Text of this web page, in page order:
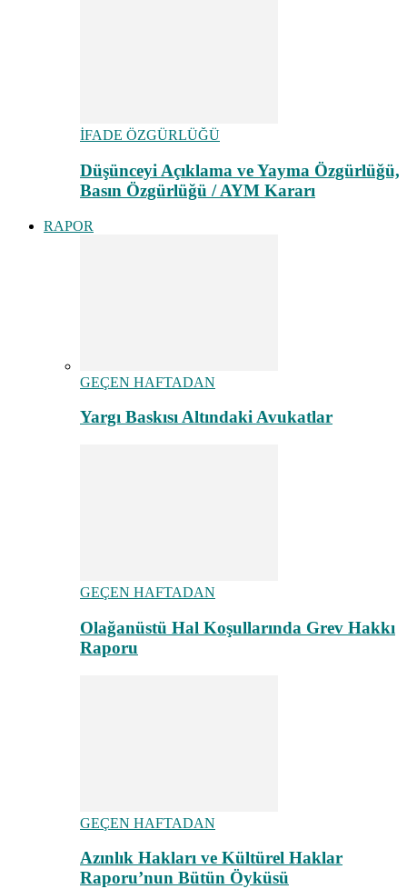
İFADE ÖZGÜRLÜĞÜ
Düşünceyi Açıklama ve Yayma Özgürlüğü,
Basın Özgürlüğü / AYM Kararı
RAPOR
GEÇEN HAFTADAN
Yargı Baskısı Altındaki Avukatlar
GEÇEN HAFTADAN
Olağanüstü Hal Koşullarında Grev Hakkı
Raporu
GEÇEN HAFTADAN
Azınlık Hakları ve Kültürel Haklar
Raporu’nun Bütün Öyküsü